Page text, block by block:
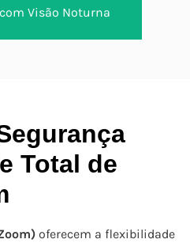
Visão Noturna
Total de
oferecem a flexibilidade